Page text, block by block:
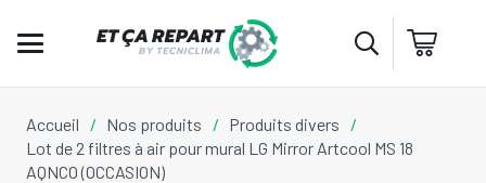
Accueil / Nos produits / Produits divers
/
Lot de 2 filtres à air pour mural LG Mirror Artcool MS 18
AQNCO (OCCASION)